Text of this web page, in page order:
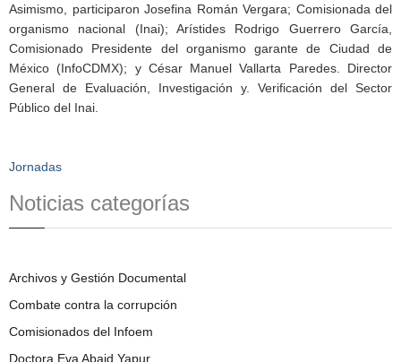
Asimismo, participaron Josefina Román Vergara; Comisionada del
organismo nacional (Inai); Arístides Rodrigo Guerrero García,
Comisionado Presidente del organismo garante de Ciudad de
México (InfoCDMX); y César Manuel Vallarta Paredes. Director
General de Evaluación, Investigación y. Verificación del Sector
Público del Inai.
Jornadas
Noticias categorías
Archivos y Gestión Documental
Combate contra la corrupción
Comisionados del Infoem
Doctora Eva Abaid Yapur